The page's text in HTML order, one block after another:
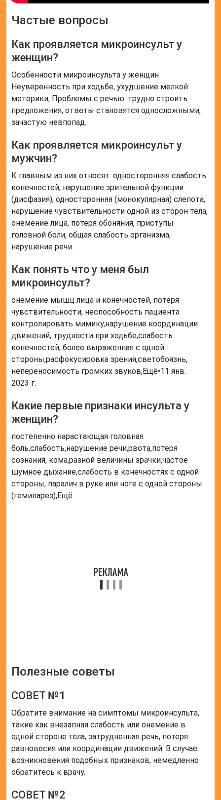
Частые вопросы
Как проявляется микроинсульт у
женщин?
Особенности микроинсульта у женщин
Неуверенность при ходьбе, ухудшение мелкой
моторики, Проблемы с речью: трудно строить
предложения, ответы становятся односложными,
зачастую невпопад.
Как проявляется микроинсульт у
мужчин?
К главным из них относят: односторонняя слабость
конечностей, нарушение зрительной функции
(дисфазия), односторонняя (монокулярная) слепота,
нарушение чувствительности одной из сторон тела,
онемение лица, потеря обоняния, приступы
головной боли, общая слабость организма,
нарушение речи.
Как понять что у меня был
микроинсульт?
онемение мышц лица и конечностей, потеря
чувствительности, неспособность пациента
контролировать мимику,нарушение координации
движений, трудности при ходьбе,слабость
конечностей, более выраженная с одной
стороны,расфокусировка зрения,светобоязнь,
непереносимость громких звуков,Ещё•11 янв.
2023 г.
Какие первые признаки инсульта у
женщин?
постепенно нарастающая головная
боль,слабость,нарушение речи,рвота,потеря
сознания, кома,разной величины зрачки,частое
шумное дыхание,слабость в конечностях с одной
стороны, паралич в руке или ноге с одной стороны
(гемипарез),Ещё
Полезные советы
СОВЕТ №1
Обратите внимание на симптомы микроинсульта,
такие как внезапная слабость или онемение в
одной стороне тела, затрудненная речь, потеря
равновесия или координации движений. В случае
возникновения подобных признаков, немедленно
обратитесь к врачу.
СОВЕТ №2